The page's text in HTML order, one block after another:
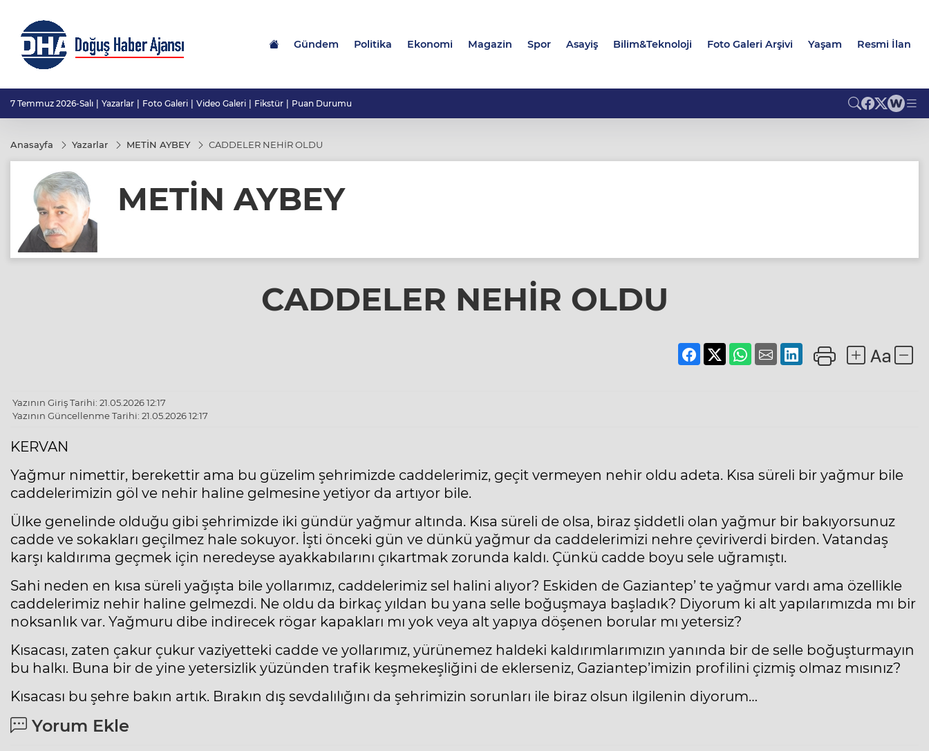
Gündem Politika Ekonomi Magazin Spor Asayiş Bilim&Teknoloji Foto Galeri Arşivi Yaşam Resmi İlan
7 Temmuz 2026-Salı Yazarlar Foto Galeri Video Galeri Fikstür Puan Durumu
Anasayfa Yazarlar METİN AYBEY CADDELER NEHİR OLDU
METİN AYBEY
CADDELER NEHİR OLDU
Yazının Giriş Tarihi: 21.05.2026 12:17
Yazının Güncellenme Tarihi: 21.05.2026 12:17
KERVAN
Yağmur nimettir, berekettir ama bu güzelim şehrimizde caddelerimiz, geçit vermeyen nehir oldu adeta. Kısa süreli bir yağmur bile
caddelerimizin göl ve nehir haline gelmesine yetiyor da artıyor bile.
Ülke genelinde olduğu gibi şehrimizde iki gündür yağmur altında. Kısa süreli de olsa, biraz şiddetli olan yağmur bir bakıyorsunuz
cadde ve sokakları geçilmez hale sokuyor. İşti önceki gün ve dünkü yağmur da caddelerimizi nehre çeviriverdi birden. Vatandaş
karşı kaldırıma geçmek için neredeyse ayakkabılarını çıkartmak zorunda kaldı. Çünkü cadde boyu sele uğramıştı.
Sahi neden en kısa süreli yağışta bile yollarımız, caddelerimiz sel halini alıyor? Eskiden de Gaziantep’ te yağmur vardı ama özellikle
caddelerimiz nehir haline gelmezdi. Ne oldu da birkaç yıldan bu yana selle boğuşmaya başladık? Diyorum ki alt yapılarımızda mı bir
noksanlık var. Yağmuru dibe indirecek rögar kapakları mı yok veya alt yapıya döşenen borular mı yetersiz?
Kısacası, zaten çakur çukur vaziyetteki cadde ve yollarımız, yürünemez haldeki kaldırımlarımızın yanında bir de selle boğuşturmayın
bu halkı. Buna bir de yine yetersizlik yüzünden trafik keşmekeşliğini de eklerseniz, Gaziantep’imizin profilini çizmiş olmaz mısınız?
Kısacası bu şehre bakın artık. Bırakın dış sevdalılığını da şehrimizin sorunları ile biraz olsun ilgilenin diyorum…
Yorum Ekle